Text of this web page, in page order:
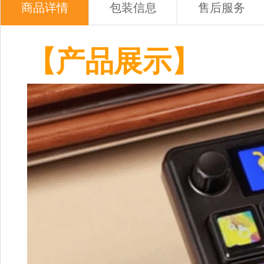
商品详情 包装信息 售后服务
【产品展示】